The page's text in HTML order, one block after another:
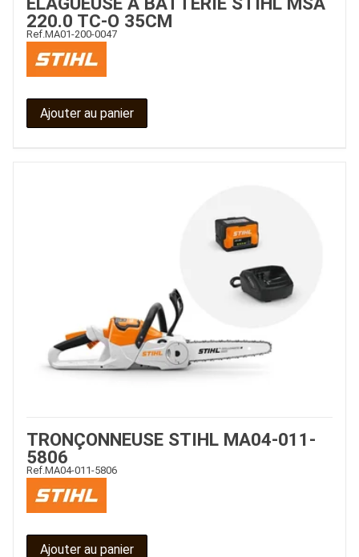
220.0 TC-O 35CM
Ref. MA01-200-0047
Ajouter au panier
TRONÇONNEUSE STIHL MA04-011-
5806
Ref. MA04-011-5806
Ajouter au panier